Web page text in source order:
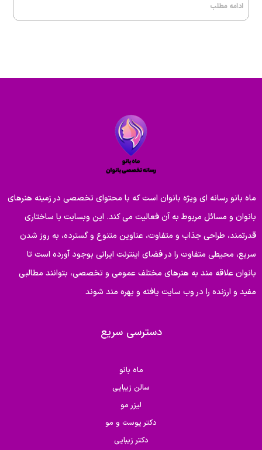
ادامه مطلب
ماه بانو رسانه ای ویژه بانوان است که با محتوای تخصصی در زمینه هنرهای
بانوان و مسائل مربوط به آن فعالیت می کند. این وبسایت با ساختاری
قدرتمند، طراحی جذاب و متفاوت، عناوین متنوع و گسترده، به روز شدن
سریع، محیطی متفاوت را در فضای اینترنت ایرانی بوجود آورده است تا
بانوان علاقه مند به هنرهای مختلف عمومی و تخصصی، بتوانند مطالبی
مفید و ارزنده را در وب سایت یافته و بهره مند شوند
دسترسی سریع
ماه بانو
سالن زیبایی
لیزر مو
دکتر پوست و مو
دکتر زیبایی